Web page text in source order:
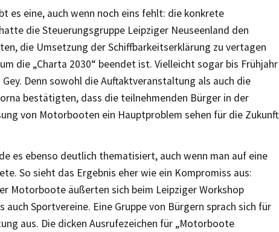
es eine, auch wenn noch eins fehlt: die konkrete
die Steuerungsgruppe Leipziger Neuseenland den
die Umsetzung der Schiffbarkeitserklärung zu vertagen
die „Charta 2030“ beendet ist. Vielleicht sogar bis Frühjahr
Denn sowohl die Auftaktveranstaltung als auch die
bestätigten, dass die teilnehmenden Bürger in der
von Motorbooten ein Hauptproblem sehen für die Zukunft
es ebenso deutlich thematisiert, auch wenn man auf eine
So sieht das Ergebnis eher wie ein Kompromiss aus:
Motorboote äußerten sich beim Leipziger Workshop
Sportvereine. Eine Gruppe von Bürgern sprach sich für
aus. Die dicken Ausrufezeichen für „Motorboote